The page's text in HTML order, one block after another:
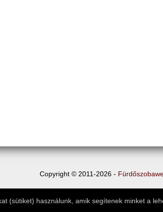
(sütiket) használunk, amik segítenek minket a
Copyright © 2011-2026 -